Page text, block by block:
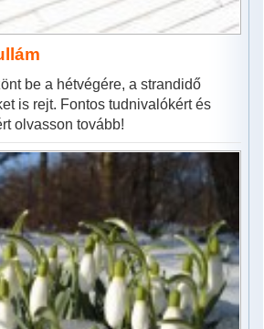
be a hétvégére, a strandidő
is rejt. Fontos tudnivalókért és
olvasson tovább!